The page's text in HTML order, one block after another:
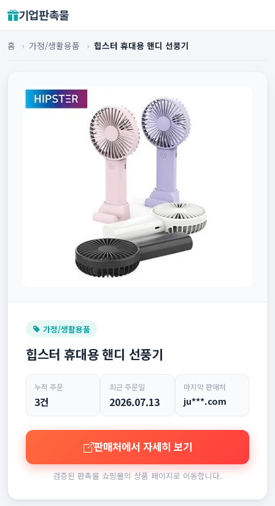
기업판촉물
홈 › 가정/생활용품 › 힙스터 휴대용 핸디 선풍기
가정/생활용품
힙스터 휴대용 핸디 선풍기
누적 주문
3건
최근 주문일
2026.07.13
마지막 판매처
ju***.com
판매처에서 자세히 보기
검증된 판촉물 쇼핑몰의 상품 페이지로 이동합니다.